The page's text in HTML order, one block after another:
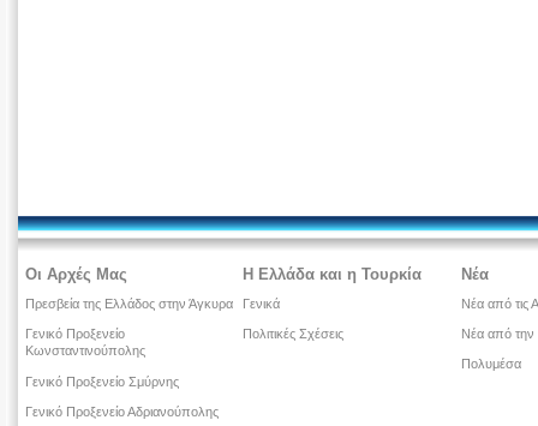
Οι Αρχές Μας
Πρεσβεία της Ελλάδος στην Άγκυρα
Γενικό Προξενείο
Κωνσταντινούπολης
Γενικό Προξενείο Σμύρνης
Γενικό Προξενείο Αδριανούπολης
Η Ελλάδα και η Τουρκία
Γενικά
Πολιτικές Σχέσεις
Νέα
Νέα από τις
Νέα από την
Πολυμέσα